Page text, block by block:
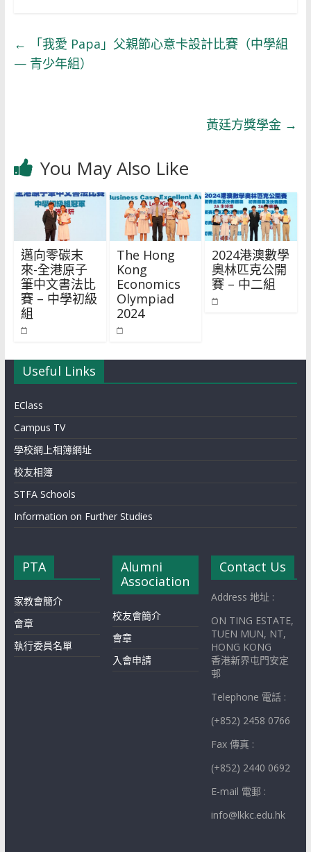
←
「我愛 Papa」父親節心意卡設計比賽（中學組
— 青少年組）
黃廷方獎學金 →
You May Also Like
邁向零碳末
來-全港原子
筆中文書法比
賽 – 中學初級
組
The Hong
Kong
Economics
Olympiad
2024
2024港澳數學
奧林匹克公開
賽 – 中二組
Useful Links
EClass
Campus TV
學校網上相簿網址
校友相簿
STFA Schools
Information on Further Studies
PTA
家教會簡介
會章
執行委員名單
Alumni
Association
校友會簡介
會章
入會申請
Contact Us
Address 地址 :
ON TING ESTATE,
TUEN MUN, NT,
HONG KONG
香港新界屯門安定
邨
Telephone 電話 :
(+852) 2458 0766
Fax 傳真 :
(+852) 2440 0692
E-mail 電郵 :
info@lkkc.edu.hk